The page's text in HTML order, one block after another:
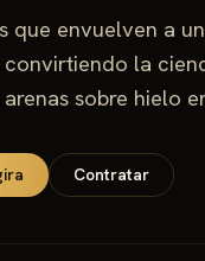
que envuelven a
convirtiendo la
sobre hielo
Contratar